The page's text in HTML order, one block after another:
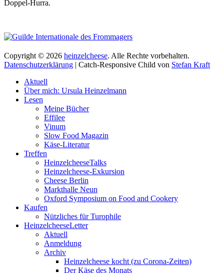
Doppel-Hurra.
Copyright © 2026 heinzelcheese. Alle Rechte vorbehalten.
Datenschutzerklärung | Catch-Responsive Child von Stefan Kraft
oben
scrollen
Aktuell
Über mich: Ursula Heinzelmann
Lesen
Meine Bücher
Effilee
Vinum
Slow Food Magazin
Käse-Literatur
Treffen
HeinzelcheeseTalks
Heinzelcheese-Exkursion
Cheese Berlin
Markthalle Neun
Oxford Symposium on Food and Cookery
Kaufen
Nützliches für Turophile
HeinzelcheeseLetter
Aktuell
Anmeldung
Archiv
Heinzelcheese kocht (zu Corona-Zeiten)
Der Käse des Monats